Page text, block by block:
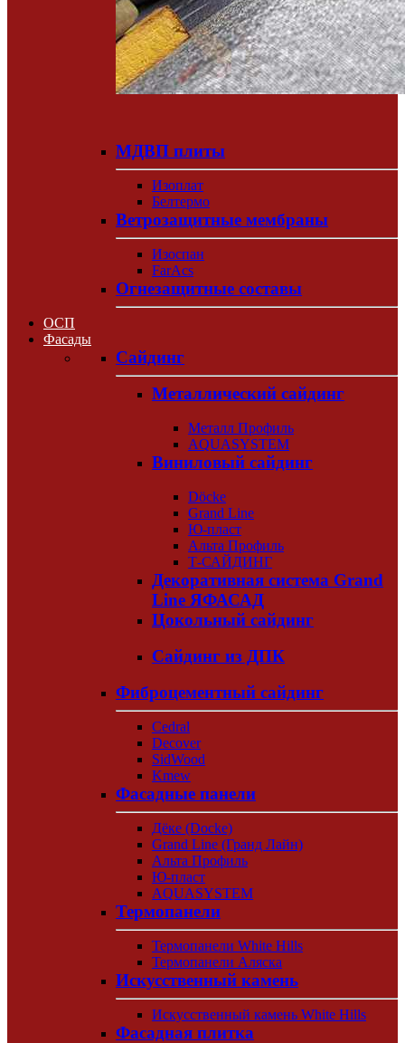
МДВП плиты
Изоплат
Белтермо
Ветрозащитные мембраны
Изоспан
FarAcs
Огнезащитные составы
ОСП
Фасады
Сайдинг
Металлический сайдинг
Металл Профиль
AQUASYSTEM
Виниловый сайдинг
Döcke
Grand Line
Ю-пласт
Альта Профиль
Т-САЙДИНГ
Декоративная система Grand
Line ЯФАСАД
Цокольный сайдинг
Сайдинг из ДПК
Фиброцементный сайдинг
Cedral
Decover
SidWood
Kmew
Фасадные панели
Дёке (Docke)
Grand Line (Гранд Лайн)
Альта Профиль
Ю-пласт
AQUASYSTEM
Термопанели
Термопанели White Hills
Термопанели Аляска
Искусственный камень
Искусственный камень White Hills
Фасадная плитка